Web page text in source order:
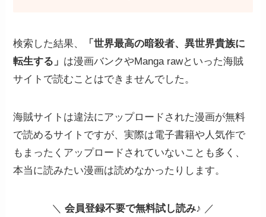
検索した結果、
「世界最高の暗殺者、異世界貴族に
転生する」 は漫画バンクやManga rawといった海賊
サイトで読むことはできませんでした。
海賊サイトは違法にアップロードされた漫画が無料
で読めるサイトですが、実際は電子書籍や人気作で
もまったくアップロードされていないことも多く、
本当に読みたい漫画は読めなかったりします。
＼ 会員登録不要で無料試し読み♪ ／